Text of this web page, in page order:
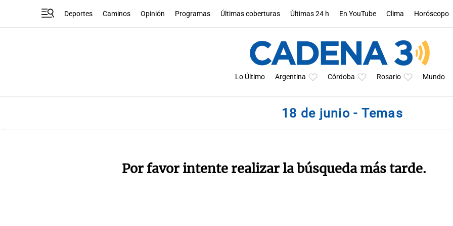
Deportes Caminos Opinión Programas Últimas coberturas Últimas 24 h En YouTube Clima Horóscopo
Lo Último Argentina Córdoba Rosario Mundo
18 de junio - Temas
Por favor intente realizar la búsqueda más tarde.